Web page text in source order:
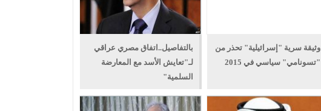
وثيقة سرية "إسرائيلية" تحذر من
"تسونامي" سياسي في 2015
بالتفاصيل..اتفاق مصري عراقي
لـ"تعايش الأسد مع المعارضة
السلمية"